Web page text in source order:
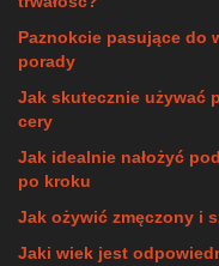
Paznokcie pasujące do
porady
Jak skutecznie używać
cery
Jak idealnie nałożyć
po kroku
Jak ożywić zmęczony i
Jaki wiek jest